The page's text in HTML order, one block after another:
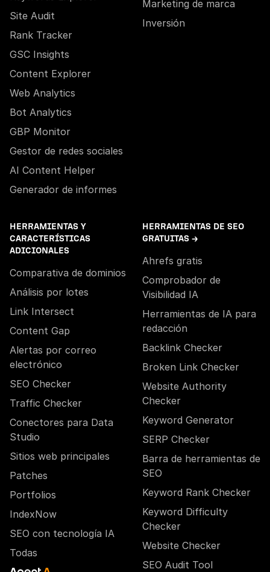
Site Audit
Rank Tracker
GSC Insights
Content Explorer
Web Analytics
Bot Analytics
GBP Monitor
Gestor de redes sociales
AI Content Helper
Generador de informes
Marketing de marca
Inversión
HERRAMIENTAS Y
CARACTERÍSTICAS
ADICIONALES
Comparativa de dominios
Análisis por lotes
Link Intersect
Content Gap
Alertas por correo
electrónico
SEO Checker
Traffic Checker
Conectores para Data
Studio
Sitios web principales
Patches
Portfolios
IndexNow
SEO con tecnología IA
Todas
HERRAMIENTAS DE SEO
GRATUITAS →
Ahrefs gratis
Comprobador de
Visibilidad IA
Herramientas de IA para
redacción
Backlink Checker
Broken Link Checker
Website Authority
Checker
Keyword Generator
SERP Checker
Barra de herramientas de
SEO
Keyword Rank Checker
Keyword Difficulty
Checker
Website Checker
SEO Audit Tool